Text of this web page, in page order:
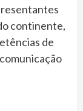
continente,
de